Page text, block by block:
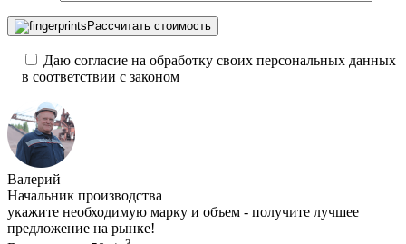
Рассчитать стоимость
Даю согласие на обработку своих персональных данных
в соответствии с законом
Валерий
Начальник производства
укажите необходимую марку и объем - получите лучшее
предложение на рынке!